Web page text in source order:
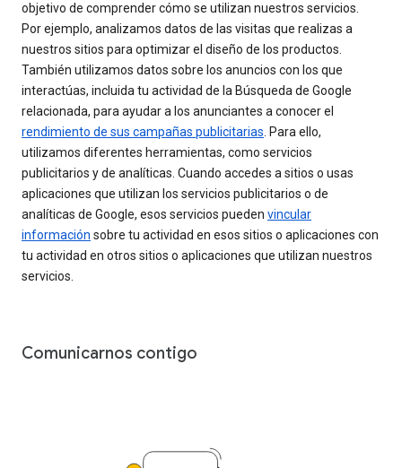
objetivo de comprender cómo se utilizan nuestros servicios.
Por ejemplo, analizamos datos de las visitas que realizas a
nuestros sitios para optimizar el diseño de los productos.
También utilizamos datos sobre los anuncios con los que
interactúas, incluida tu actividad de la Búsqueda de Google
relacionada, para ayudar a los anunciantes a conocer el
rendimiento de sus campañas publicitarias. Para ello,
utilizamos diferentes herramientas, como servicios
publicitarios y de analíticas. Cuando accedes a sitios o usas
aplicaciones que utilizan los servicios publicitarios o de
analíticas de Google, esos servicios pueden vincular
información sobre tu actividad en esos sitios o aplicaciones con
tu actividad en otros sitios o aplicaciones que utilizan nuestros
servicios.
Comunicarnos contigo